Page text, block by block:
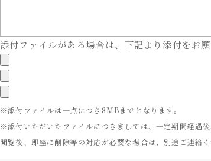
添付ファイルがある場合は、下記より添付をお願
※添付ファイルは一点につき8MBまでとなります。
※添付いただいたファイルにつきましては、一定期間経過後
閲覧後、即座に削除等の対応が必要な場合は、別途ご連絡く